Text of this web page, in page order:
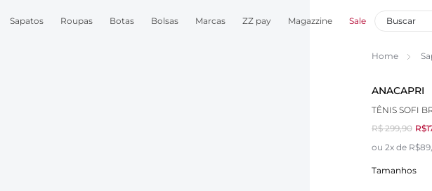
Sapatos Roupas Botas Bolsas Marcas ZZ pay Magazzine Sale
Home
ANACAPRI
TÊNIS SOFI
R$ 299,90
ou 2x de
Tamanhos